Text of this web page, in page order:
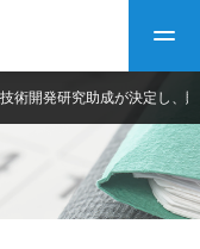
術開発研究助成が決定し、